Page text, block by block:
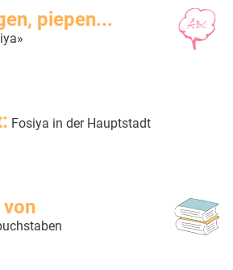
piepen...
Fosiya in der Hauptstadt